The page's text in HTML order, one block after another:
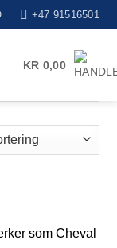
+47 91516501
KR 0,00
som Cheval